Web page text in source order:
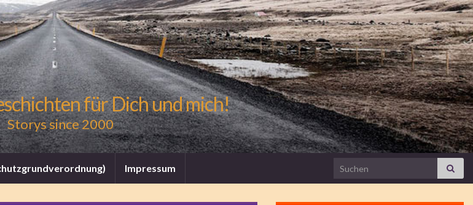
für Dich und mich!
Storys since 2000
Impressum Search for: